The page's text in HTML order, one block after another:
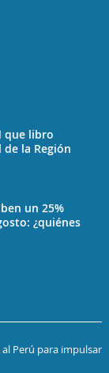
que libro
la Región
un 25%
¿quiénes
Perú para impulsar